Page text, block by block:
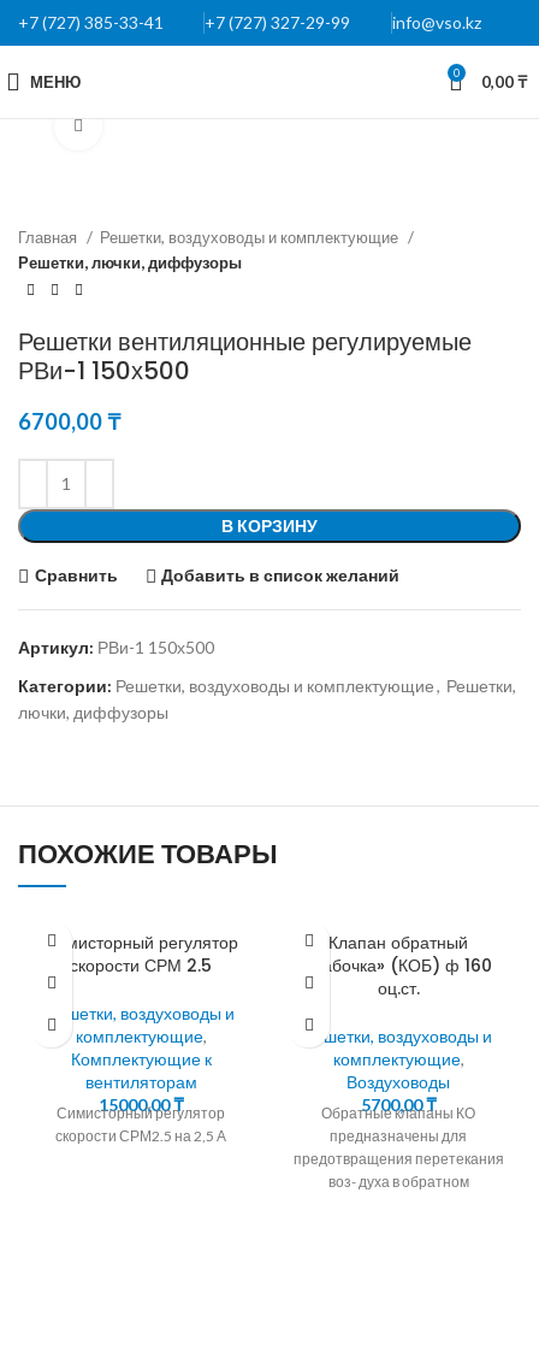
+7 (727) 385-33-41 +7 (727) 327-29-99 info@vso.kz
МЕНЮ 0 0,00₸
Главная
Решетки, воздуховоды и комплектующие
Решетки, лючки, диффузоры
Решетки вентиляционные регулируемые
РВи-1 150х500
6700,00₸
В КОРЗИНУ
Сравнить Добавить в список желаний
Артикул: РВи-1 150х500
Категории: Решетки, воздуховоды и комплектующие, Решетки,
лючки, диффузоры
ПОХОЖИЕ ТОВАРЫ
Симисторный регулятор
скорости СРМ 2.5
Решетки, воздуховоды и
комплектующие,
Комплектующие к
вентиляторам
15000,00₸
Симисторный регулятор
скорости СРМ2.5 на 2,5 А
Клапан обратный
«бабочка» (КОБ) ф 160
оц.ст.
Решетки, воздуховоды и
комплектующие,
Воздуховоды
5700,00₸
Обратные клапаны КО
предназначены для
предотвращения перетекания
воз- духа в обратном